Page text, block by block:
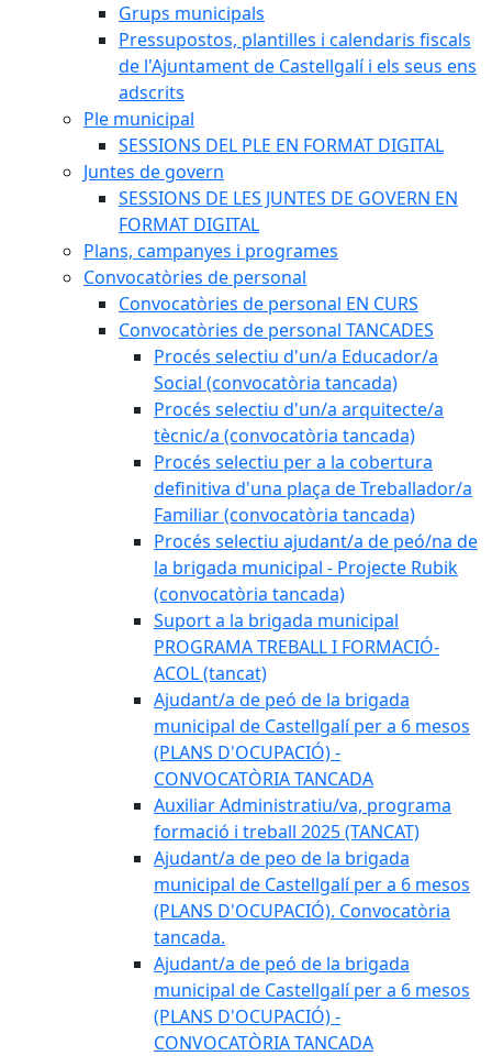
Grups municipals
Pressupostos, plantilles i calendaris fiscals
de l'Ajuntament de Castellgalí i els seus ens
adscrits
Ple municipal
SESSIONS DEL PLE EN FORMAT DIGITAL
Juntes de govern
SESSIONS DE LES JUNTES DE GOVERN EN
FORMAT DIGITAL
Plans, campanyes i programes
Convocatòries de personal
Convocatòries de personal EN CURS
Convocatòries de personal TANCADES
Procés selectiu d'un/a Educador/a
Social (convocatòria tancada)
Procés selectiu d'un/a arquitecte/a
tècnic/a (convocatòria tancada)
Procés selectiu per a la cobertura
definitiva d'una plaça de Treballador/a
Familiar (convocatòria tancada)
Procés selectiu ajudant/a de peó/na de
la brigada municipal - Projecte Rubik
(convocatòria tancada)
Suport a la brigada municipal
PROGRAMA TREBALL I FORMACIÓ-
ACOL (tancat)
Ajudant/a de peó de la brigada
municipal de Castellgalí per a 6 mesos
(PLANS D'OCUPACIÓ) -
CONVOCATÒRIA TANCADA
Auxiliar Administratiu/va, programa
formació i treball 2025 (TANCAT)
Ajudant/a de peo de la brigada
municipal de Castellgalí per a 6 mesos
(PLANS D'OCUPACIÓ). Convocatòria
tancada.
Ajudant/a de peó de la brigada
municipal de Castellgalí per a 6 mesos
(PLANS D'OCUPACIÓ) -
CONVOCATÒRIA TANCADA